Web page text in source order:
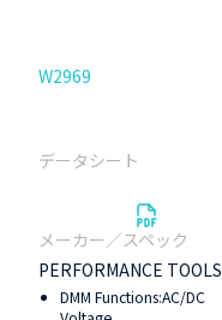
W2969
PERFORMANCE TOOLS
DMM Functions:AC/DC